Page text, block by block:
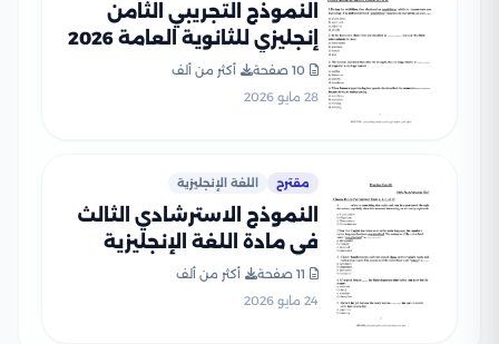
النموذج التجريبي الثامن
إنجليزي للثانوية العامة 2026
ضمن نماذج الوزارة
10 صفحة
أكثر من ألف
28 مايو 2026
مقترح اللغة الإنجليزية
النموذج الاسترشادي الثالث
في مادة اللغة الإنجليزية
ثانوية عامة 2026 PDF
11 صفحة
أكثر من ألف
24 مايو 2026